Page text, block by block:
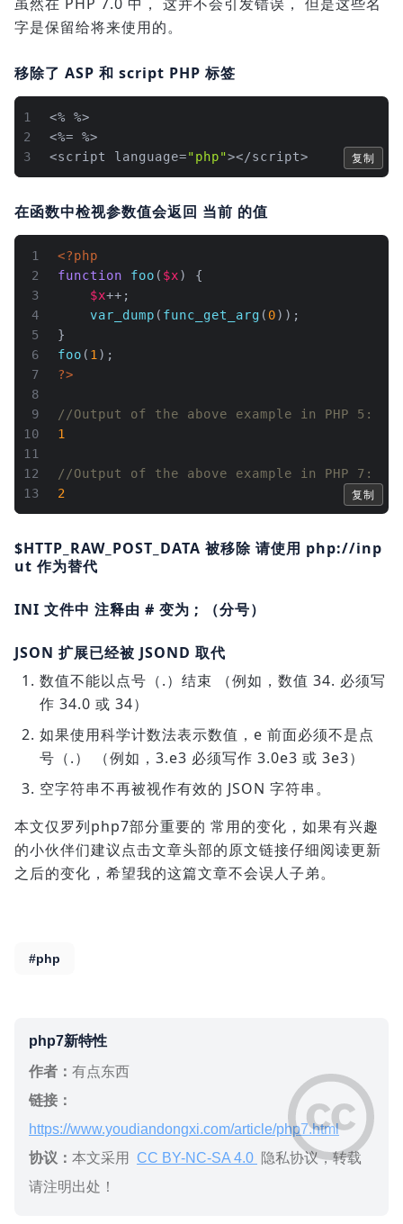
字是保留给将来使用的。
移除了 ASP 和 script PHP 标签
1
2
3
<% %>
<%= %>
<script language="php"></script> 复制
在函数中检视参数值会返回 当前 的值
1
2
3
4
5
6
7
8
9
10
11
12
13
<?php
function
foo ( $x) {
$x++;
var_dump ( func_get_arg ( 0));
}
foo ( 1 );
?>
//Output of the above example in PHP 5:
1
//Output of the above example in PHP 7:
2
复制
$HTTP_RAW_POST_DATA 被移除 请使用 php://inp
ut 作为替代
INI 文件中 注释由 # 变为 ; （分号）
JSON 扩展已经被 JSOND 取代
数值不能以点号（.）结束 （例如，数值 34. 必须写
作 34.0 或 34）
如果使用科学计数法表示数值，e 前面必须不是点
号（.） （例如，3.e3 必须写作 3.0e3 或 3e3）
空字符串不再被视作有效的 JSON 字符串。
本文仅罗列php7部分重要的 常用的变化，如果有兴趣
的小伙伴们建议点击文章头部的原文链接仔细阅读更新
之后的变化，希望我的这篇文章不会误人子弟。
#php
php7新特性
作者： 有点东西
链接：
https://www.youdiandongxi.com/article/php7.html
协议： 本文采用 CC BY-NC-SA 4.0 隐私协议，转载
请注明出处！